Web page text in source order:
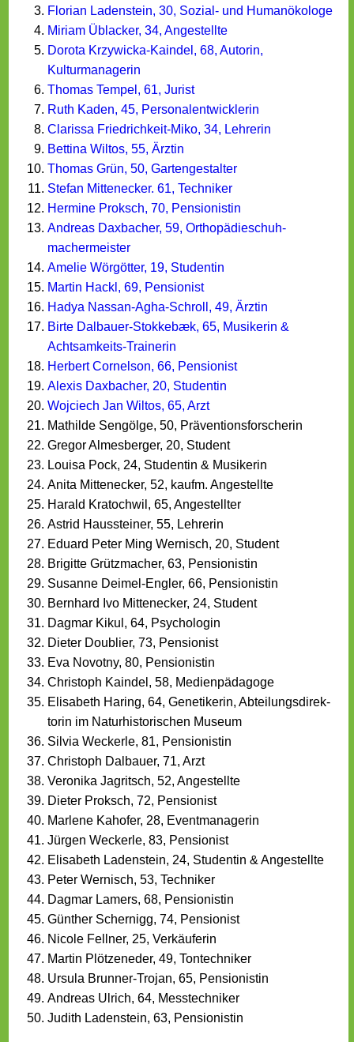
Florian Ladenstein, 30, Sozial- und Humanökologe
Miriam Üblacker, 34, Angestellte
Dorota Krzywicka-Kaindel, 68, Autorin,
Kulturmanagerin
Thomas Tempel, 61, Jurist
Ruth Kaden, 45, Personalentwic­klerin
Clarissa Friedrichkeit-Miko, 34, Lehrerin
Bettina Wiltos, 55, Ärztin
Thomas Grün, 50, Gartengestalter
Stefan Mittenecker. 61, Techniker
Hermine Proksch, 70, Pensionistin
Andreas Daxbacher, 59, Orthopädieschuh­
machermeister
Amelie Wörgötter, 19, Studentin
Martin Hackl, 69, Pensionist
Hadya Nassan-Agha-Schroll, 49, Ärztin
Birte Dalbauer-Stokkebæk, 65, Musikerin &
Achtsamkeits-Trainerin
Herbert Cornelson, 66, Pensionist
Alexis Daxbacher, 20, Studentin
Wojciech Jan Wiltos, 65, Arzt
Mathilde Sengölge, 50, Präventionsfor­scherin
Gregor Almesberger, 20, Student
Louisa Pock, 24, Studentin & Musikerin
Anita Mittenecker, 52, kaufm. Angestellte
Harald Kratochwil, 65, Angestellter
Astrid Haussteiner, 55, Lehrerin
Eduard Peter Ming Wernisch, 20, Student
Brigitte Grützmacher, 63, Pensionistin
Susanne Deimel-Engler, 66, Pensionistin
Bernhard Ivo Mittenecker, 24, Student
Dagmar Kikul, 64, Psychologin
Dieter Doublier, 73, Pensionist
Eva Novotny, 80, Pensionistin
Christoph Kaindel, 58, Medienpädagoge
Elisabeth Haring, 64, Genetikerin, Abteilungsdirek­
torin im Naturhistoris­chen Museum
Silvia Weckerle, 81, Pensionistin
Christoph Dalbauer, 71, Arzt
Veronika Jagritsch, 52, Angestellte
Dieter Proksch, 72, Pensionist
Marlene Kahofer, 28, Eventmanagerin
Jürgen Weckerle, 83, Pensionist
Elisabeth Ladenstein, 24, Studentin & Angestellte
Peter Wernisch, 53, Techniker
Dagmar Lamers, 68, Pensionistin
Günther Schernigg, 74, Pensionist
Nicole Fellner, 25, Verkäuferin
Martin Plötzeneder, 49, Tontechniker
Ursula Brunner-Trojan, 65, Pensionistin
Andreas Ulrich, 64, Messtechniker
Judith Ladenstein, 63, Pensionistin